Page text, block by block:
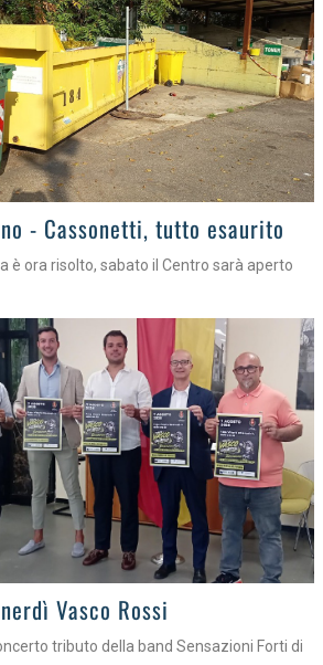
- Cassonetti, tutto esaurito
è ora risolto, sabato il Centro sarà aperto
Vasco Rossi
tributo della band Sensazioni Forti di